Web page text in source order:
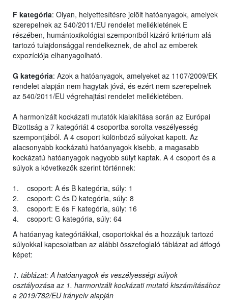
F kategória: Olyan, helyettesítésre jelölt hatóanyagok, amelyek
szerepelnek az 540/2011/EU rendelet mellékletének E
részében, humántoxikológiai szempontból kizáró kritérium alá
tartozó tulajdonsággal rendelkeznek, de ahol az emberek
expozíciója elhanyagolható.
G kategória: Azok a hatóanyagok, amelyeket az 1107/2009/EK
rendelet alapján nem hagytak jóvá, és ezért nem szerepelnek
az 540/2011/EU végrehajtási rendelet mellékletében.
A harmonizált kockázati mutatók kialakítása során az Európai
Bizottság a 7 kategóriát 4 csoportba sorolta veszélyesség
szempontjából. A 4 csoport különböző súlyokat kapott. Az
alacsonyabb kockázatú hatóanyagok kisebb, a magasabb
kockázatú hatóanyagok nagyobb súlyt kaptak. A 4 csoport és a
súlyok a következők szerint történnek:
1. csoport: A és B kategória, súly: 1
2. csoport: C és D kategória, súly: 8
3. csoport: E és F kategória, súly: 16
4. csoport: G kategória, súly: 64
A hatóanyag kategóriákkal, csoportokkal és a hozzájuk tartozó
súlyokkal kapcsolatban az alábbi összefoglaló táblázat ad átfogó
képet:
1. táblázat: A hatóanyagok és veszélyességi súlyok
osztályozása az 1. harmonizált kockázati mutató kiszámításához
a 2019/782/EU irányelv alapján